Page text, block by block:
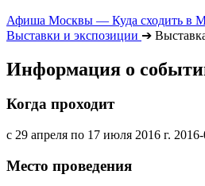
Афиша Москвы — Куда сходить в
Выставки и экспозиции ➔
Информация о
Когда проходит
с 29 апреля по 17 июля 2016 г.
Место проведения